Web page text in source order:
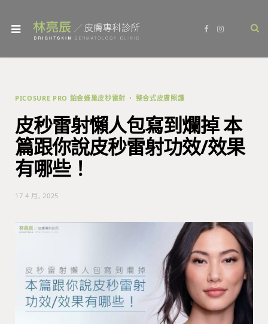
b
I
a
PICOSURE PRO 鉑金蜂巢皮秒雷射 整合式皮膚照護
皮秒雷射懶人包寫到爛掉 本
篇跟你說皮秒雷射功效/效果
有哪些！
17 4 月, 2025